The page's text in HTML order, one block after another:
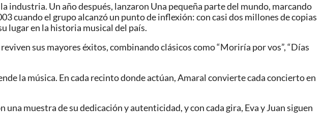
industria. Un año después, lanzaron Una pequeña parte del mundo, marcando
cuando el grupo alcanzó un punto de inflexión: con casi dos millones de copias
lugar en la historia musical del país.
sus mayores éxitos, combinando clásicos como “Moriría por vos”, “Días
la música. En cada recinto donde actúan, Amaral convierte cada concierto en
muestra de su dedicación y autenticidad, y con cada gira, Eva y Juan siguen